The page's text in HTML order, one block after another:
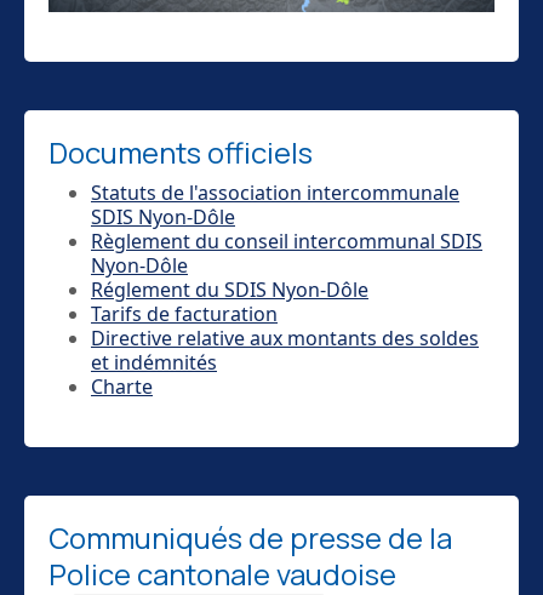
Documents officiels
Statuts de l'association intercommunale
SDIS Nyon-Dôle
Règlement du conseil intercommunal SDIS
Nyon-Dôle
Réglement du SDIS Nyon-Dôle
Tarifs de facturation
Directive relative aux montants des soldes
et indémnités
Charte
Communiqués de presse de la
Police cantonale vaudoise